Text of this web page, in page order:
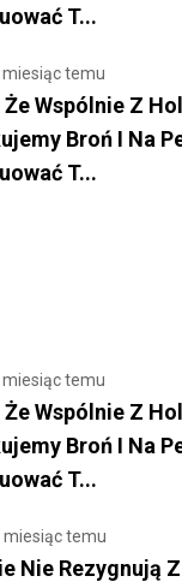
T...
miesiąc temu
Że Wspólnie Z
Broń I Na
T...
miesiąc temu
Że Wspólnie Z
Broń I Na
T...
temu
Nie Rezygnują